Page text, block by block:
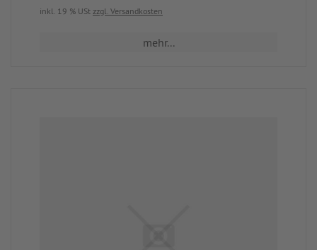
inkl. 19 % USt zzgl. Versandkosten
mehr...